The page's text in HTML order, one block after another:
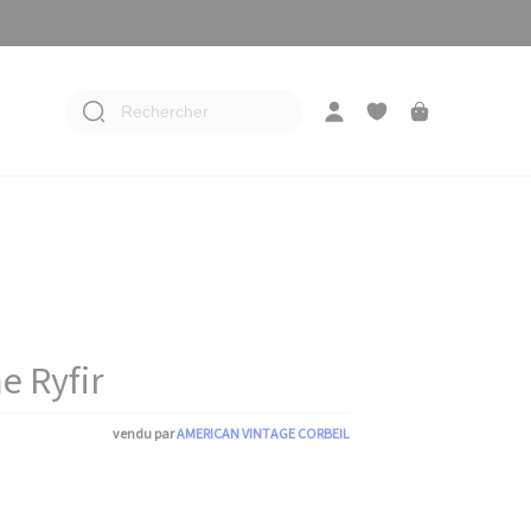
Rechercher
Ryfir
vendu parAMERICAN VINTAGE CORBEIL